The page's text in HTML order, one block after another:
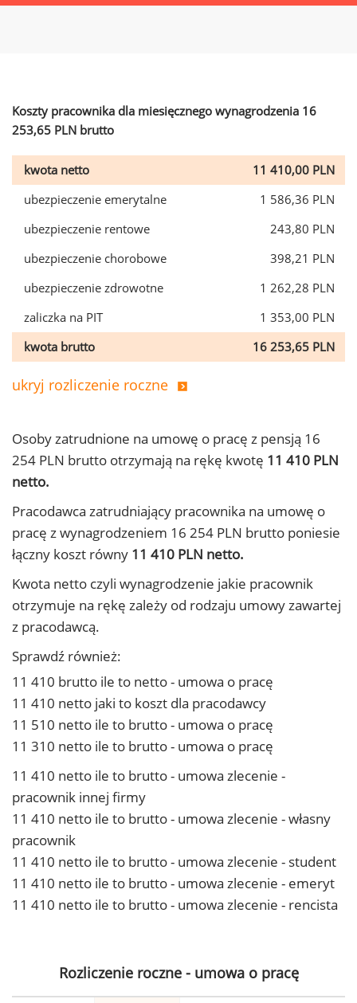
Koszty pracownika dla miesięcznego wynagrodzenia 16
253,65 PLN brutto
kwota netto
11 410,00 PLN
ubezpieczenie emerytalne
1 586,36 PLN
ubezpieczenie rentowe
243,80 PLN
ubezpieczenie chorobowe
398,21 PLN
ubezpieczenie zdrowotne
1 262,28 PLN
zaliczka na PIT
1 353,00 PLN
kwota brutto
16 253,65 PLN
ukryj rozliczenie roczne
Osoby zatrudnione na umowę o pracę z pensją 16
254 PLN brutto otrzymają na rękę kwotę 11 410 PLN
netto.
Pracodawca zatrudniający pracownika na umowę o
pracę z wynagrodzeniem 16 254 PLN brutto poniesie
łączny koszt równy 11 410 PLN netto.
Kwota netto czyli wynagrodzenie jakie pracownik
otrzymuje na rękę zależy od rodzaju umowy zawartej
z pracodawcą.
Sprawdź również:
11 410 brutto ile to netto - umowa o pracę
11 410 netto jaki to koszt dla pracodawcy
11 510 netto ile to brutto - umowa o pracę
11 310 netto ile to brutto - umowa o pracę
11 410 netto ile to brutto - umowa zlecenie -
pracownik innej firmy
11 410 netto ile to brutto - umowa zlecenie - własny
pracownik
11 410 netto ile to brutto - umowa zlecenie - student
11 410 netto ile to brutto - umowa zlecenie - emeryt
11 410 netto ile to brutto - umowa zlecenie - rencista
Rozliczenie roczne - umowa o pracę